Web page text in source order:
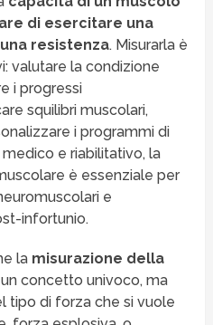
di esercitare una
resistenza. Misurarla è
valutare la condizione
i progressi
squilibri muscolari,
i programmi di
e riabilitativo, la
è essenziale per
e
infortunio.
la misurazione della
concetto univoco, ma
tipo di forza che si vuole